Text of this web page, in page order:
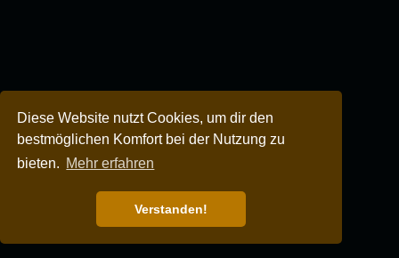
Diese Website nutzt Cookies, um dir den
bestmöglichen Komfort bei der Nutzung zu
bieten. Mehr erfahren
Verstanden!